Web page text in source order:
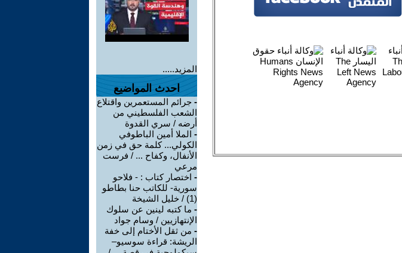
المزيد.....
احدث المواضيع
- جرائم المستعمرين واقتلاع
الشعب الفلسطيني من
أرضه / سري القدوة
- الملا أمين الباطوفي
الكولي... كلمة حق في زمن
الأنفال، وكفاح ... / فرست
مرعي
- اختصار كتاب : - فلاحو
سورية- للكاتب حنا بطاطو
(1) / خليل الشيخة
- ما كتبه لينين عن سلوك
الإنتهازيين / وسام جواد
- من ثقل الأختام إلى خفة
الريشة: قراءة سوسيو–